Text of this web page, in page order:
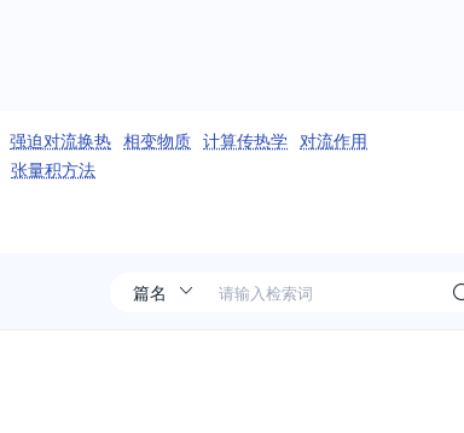
强迫对流换热 相变物质 计算传热学 对流作用
张量积方法